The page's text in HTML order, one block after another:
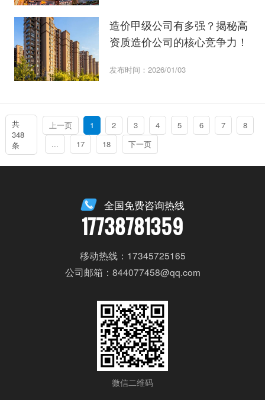
造价甲级公司有多强？揭秘高
资质造价公司的核心竞争力！
发布时间：2026/01/03
共
348
条
上一页 1 2 3 4 5 6 7
8
...
17 18 下一页
全国免费咨询热线
17738781359
移动热线：17345725165
公司邮箱：844077458@qq.com
微信二维码